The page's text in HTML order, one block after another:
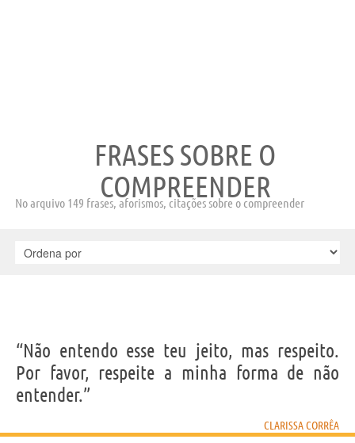
FRASES SOBRE O
COMPREENDER
No arquivo 149 frases, aforismos, citações sobre o compreender
“Não entendo esse teu jeito, mas respeito.
Por favor, respeite a minha forma de não
entender.”
CLARISSA CORRÊA